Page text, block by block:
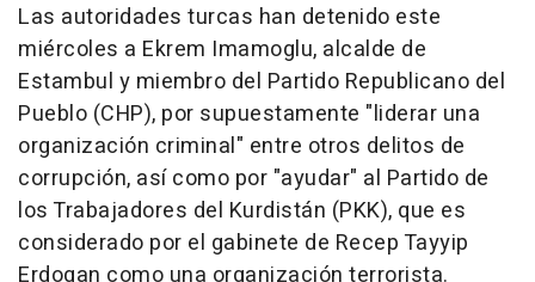
Las autoridades turcas han detenido este
miércoles a Ekrem Imamoglu, alcalde de
Estambul y miembro del Partido Republicano del
Pueblo (CHP), por supuestamente "liderar una
organización criminal" entre otros delitos de
corrupción, así como por "ayudar" al Partido de
los Trabajadores del Kurdistán (PKK), que es
considerado por el gabinete de Recep Tayyip